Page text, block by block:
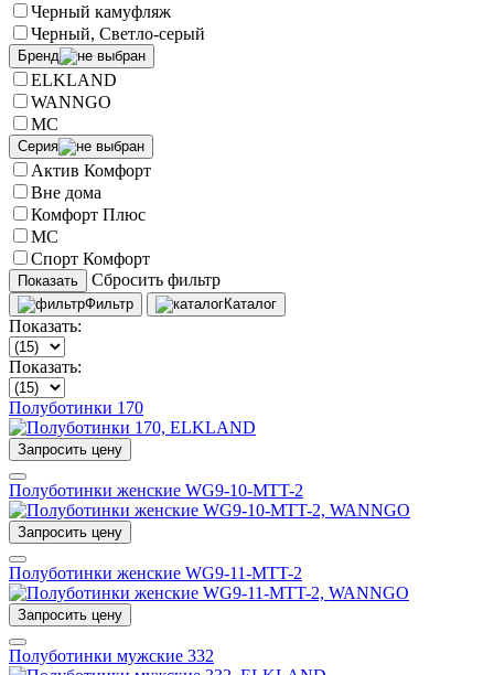
Черный камуфляж
Черный, Светло-серый
Бренд
ELKLAND
WANNGO
МС
Серия
Актив Комфорт
Вне дома
Комфорт Плюс
МС
Спорт Комфорт
Показать Сбросить фильтр
Фильтр Каталог
Показать:
Показать:
Полуботинки 170
Запросить цену
Полуботинки женские WG9-10-MTT-2
Запросить цену
Полуботинки женские WG9-11-MTT-2
Запросить цену
Полуботинки мужские 332